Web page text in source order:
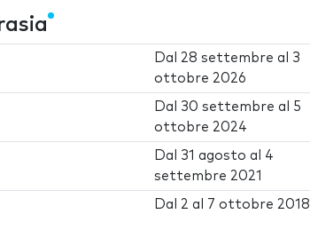
Dal 28 settembre al 3
ottobre 2026
Dal 30 settembre al 5
ottobre 2024
Dal 31 agosto al 4
settembre 2021
Dal 2 al 7 ottobre 2018